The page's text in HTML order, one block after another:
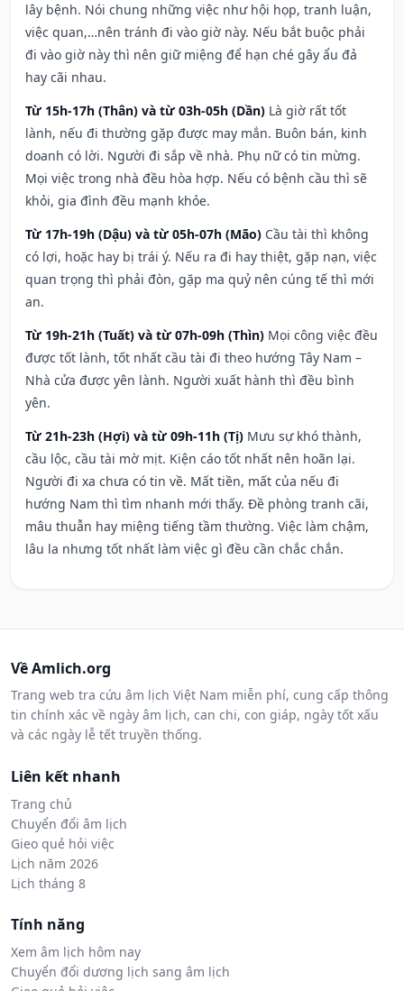
lây bệnh. Nói chung những việc như hội họp, tranh luận,
việc quan,…nên tránh đi vào giờ này. Nếu bắt buộc phải
đi vào giờ này thì nên giữ miệng để hạn ché gây ẩu đả
hay cãi nhau.
Từ 15h-17h (Thân) và từ 03h-05h (Dần) Là giờ rất tốt
lành, nếu đi thường gặp được may mắn. Buôn bán, kinh
doanh có lời. Người đi sắp về nhà. Phụ nữ có tin mừng.
Mọi việc trong nhà đều hòa hợp. Nếu có bệnh cầu thì sẽ
khỏi, gia đình đều mạnh khỏe.
Từ 17h-19h (Dậu) và từ 05h-07h (Mão) Cầu tài thì không
có lợi, hoặc hay bị trái ý. Nếu ra đi hay thiệt, gặp nạn, việc
quan trọng thì phải đòn, gặp ma quỷ nên cúng tế thì mới
an.
Từ 19h-21h (Tuất) và từ 07h-09h (Thìn) Mọi công việc đều
được tốt lành, tốt nhất cầu tài đi theo hướng Tây Nam –
Nhà cửa được yên lành. Người xuất hành thì đều bình
yên.
Từ 21h-23h (Hợi) và từ 09h-11h (Tị) Mưu sự khó thành,
cầu lộc, cầu tài mờ mịt. Kiện cáo tốt nhất nên hoãn lại.
Người đi xa chưa có tin về. Mất tiền, mất của nếu đi
hướng Nam thì tìm nhanh mới thấy. Đề phòng tranh cãi,
mâu thuẫn hay miệng tiếng tầm thường. Việc làm chậm,
lâu la nhưng tốt nhất làm việc gì đều cần chắc chắn.
Về Amlich.org
Trang web tra cứu âm lịch Việt Nam miễn phí, cung cấp thông
tin chính xác về ngày âm lịch, can chi, con giáp, ngày tốt xấu
và các ngày lễ tết truyền thống.
Liên kết nhanh
Trang chủ
Chuyển đổi âm lịch
Gieo quẻ hỏi việc
Lịch năm 2026
Lịch tháng 8
Tính năng
Xem âm lịch hôm nay
Chuyển đổi dương lịch sang âm lịch